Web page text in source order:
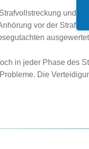
und
vor der
in jeder Phase des
Die